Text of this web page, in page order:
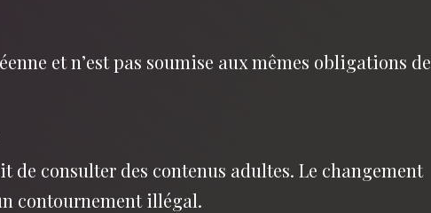
et n’est pas soumise aux mêmes obligations de
de consulter des contenus adultes. Le changement
contournement illégal.